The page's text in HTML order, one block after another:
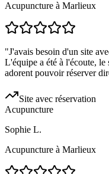
Acupuncture à Marlieux
"J'avais besoin d'un site
L'équipe a été à l'écoute, le
adorent pouvoir réserver
Site avec réservation
Acupuncture
Sophie L.
Acupuncture à Marlieux